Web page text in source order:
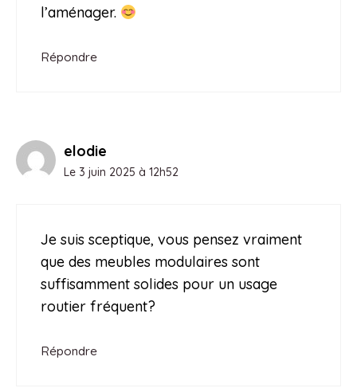
l’aménager.
Répondre
elodie
Le 3 juin 2025 à 12h52
Je suis sceptique, vous pensez vraiment
que des meubles modulaires sont
suffisamment solides pour un usage
routier fréquent?
Répondre